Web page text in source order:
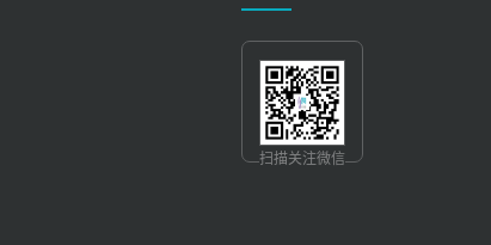
扫描关注微信